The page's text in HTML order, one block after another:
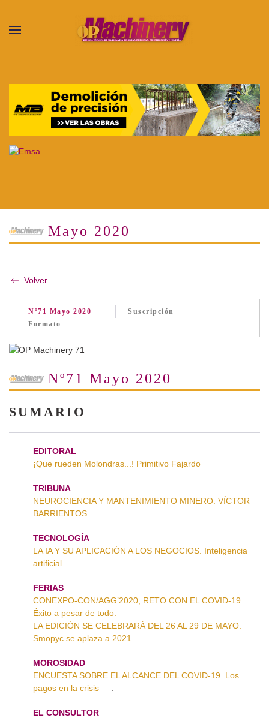
Skip to main content
Mayo 2020
Volver
Nº71 Mayo 2020
Suscripción
Formato
Nº71 Mayo 2020
SUMARIO
EDITORAL
¡Que rueden Molondras...! Primitivo Fajardo
TRIBUNA
NEUROCIENCIA Y MANTENIMIENTO MINERO. VÍCTOR
BARRIENTOS
TECNOLOGÍA
LA IA Y SU APLICACIÓN A LOS NEGOCIOS. Inteligencia
artificial
FERIAS
CONEXPO-CON/AGG’2020, RETO CON EL COVID-19.
Éxito a pesar de todo.
LA EDICIÓN SE CELEBRARÁ DEL 26 AL 29 DE MAYO.
Smopyc se aplaza a 2021
MOROSIDAD
ENCUESTA SOBRE EL ALCANCE DEL COVID-19. Los
pagos en la crisis
EL CONSULTOR